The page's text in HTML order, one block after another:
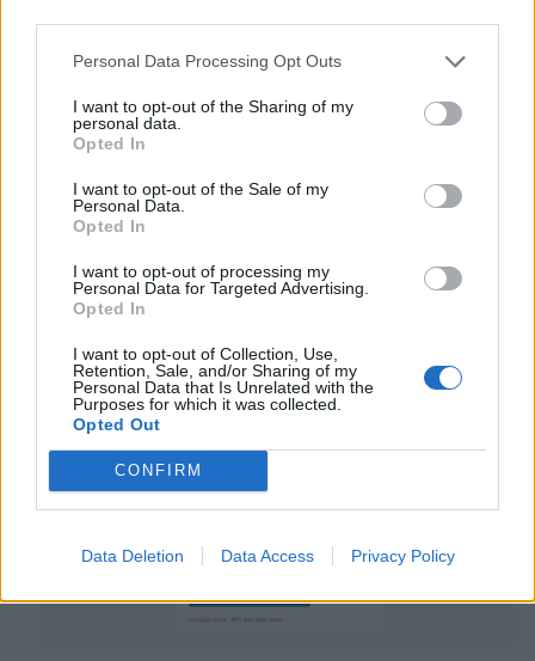
Personal Data Processing Opt Outs
I want to opt-out of the Sharing of my
personal data.
Opted In
I want to opt-out of the Sale of my
Personal Data.
Opted In
I want to opt-out of processing my
Personal Data for Targeted Advertising.
Opted In
I want to opt-out of Collection, Use,
Retention, Sale, and/or Sharing of my
Personal Data that Is Unrelated with the
Purposes for which it was collected.
Opted Out
CONFIRM
Data Deletion Data Access Privacy Policy
ΕΕ: Αποφάσεις ισοδυναμίας για το
Ομάν, το Περού και τις Φιλιππίνες
01 Αυγούστου 2022
ΣΧΕΤΙΚΑ ΑΡΘΡΑ